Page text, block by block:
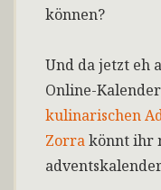
können?
Und da jetzt eh
Online-
kulinarischen
Zorrakönnt ihr